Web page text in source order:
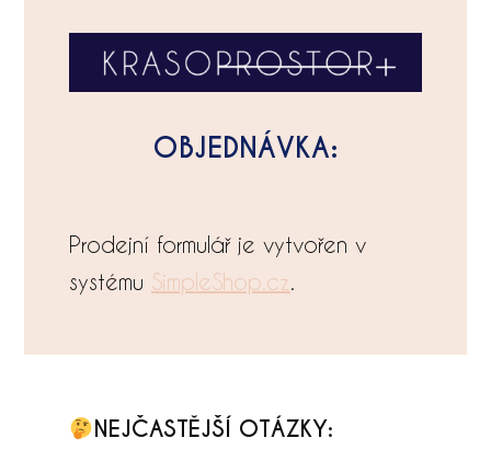
OBJEDNÁVKA:
Prodejní formulář je vytvořen v
systému SimpleShop.cz.
NEJČASTĚJŠÍ OTÁZKY: